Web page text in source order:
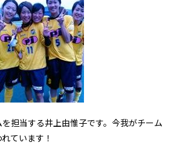
担当する井上由惟子です。今我がチーム
ています！